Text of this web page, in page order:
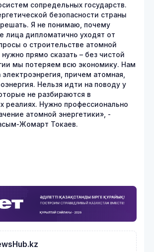
сопредельных государств.
безопасности страны
Я не понимаю, почему
лица дипломатично уходят от
о строительстве атомной
прямо сказать – без чистой
мы потеряем всю экономику. Нам
электроэнрегия, причем атомная,
Нельзя идти на поводу у
не разбираются в
реалиях. Нужно профессионально
атомной энергетики», -
Жомарт Токаев.